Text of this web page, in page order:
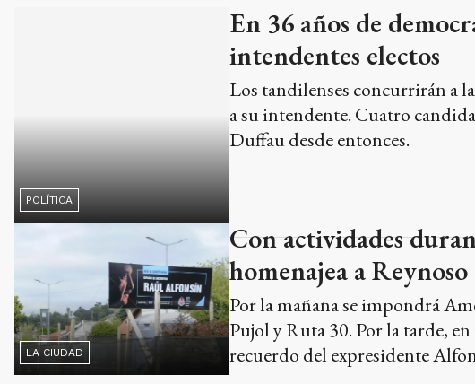
En 36 años de
intendentes electos
Los tandilenses concurrirán a
a su intendente. Cuatro
Duffau desde entonces.
Por la mañana se impondrá
Pujol y Ruta 30. Por la tarde,
recuerdo del expresidente